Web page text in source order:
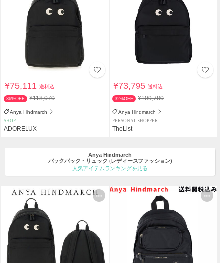
¥75,111送料込
36%OFF ¥118,070
Anya Hindmarch
SHOP
ADORELUX
¥73,795送料込
32%OFF ¥109,780
Anya Hindmarch
PERSONAL SHOPPER
TheList
Anya Hindmarch
バックパック・リュック (レディースファッション)
人気アイテムランキングを見る